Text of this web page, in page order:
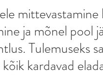
ja mõnel pool
Tulemuseks
kardavad